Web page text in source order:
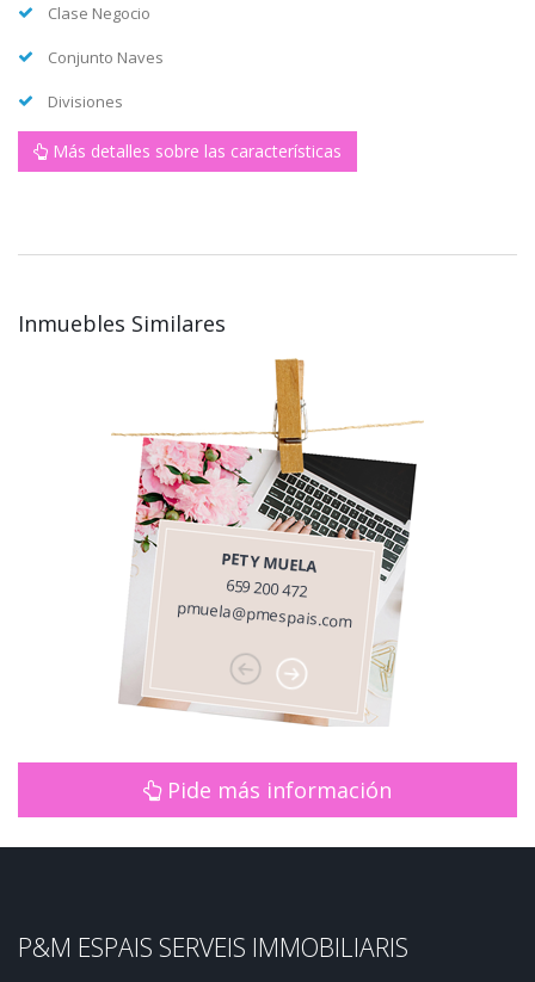
Clase Negocio
Conjunto Naves
Divisiones
Más detalles sobre las características
Inmuebles Similares
PETY MUELA
659 200 472
pmuela@pmespais.com
Pide más información
P&M ESPAIS SERVEIS IMMOBILIARIS